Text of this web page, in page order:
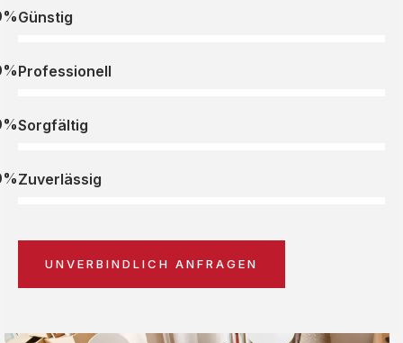
Günstig
Professionell
Sorgfältig
Zuverlässig
UNVERBINDLICH ANFRAGEN